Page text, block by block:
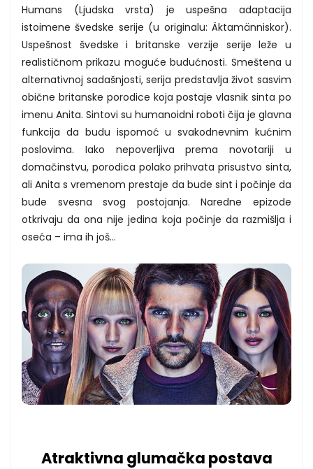
Humans (Ljudska vrsta) je uspešna adaptacija
istoimene švedske serije (u originalu: Äktamänniskor).
Uspešnost švedske i britanske verzije serije leže u
realističnom prikazu moguće budućnosti. Smeštena u
alternativnoj sadašnjosti, serija predstavlja život sasvim
obične britanske porodice koja postaje vlasnik sinta po
imenu Anita. Sintovi su humanoidni roboti čija je glavna
funkcija da budu ispomoć u svakodnevnim kućnim
poslovima. Iako nepoverljiva prema novotariji u
domačinstvu, porodica polako prihvata prisustvo sinta,
ali Anita s vremenom prestaje da bude sint i počinje da
bude svesna svog postojanja. Naredne epizode
otkrivaju da ona nije jedina koja počinje da razmišlja i
oseća – ima ih još…
Atraktivna glumačka postava